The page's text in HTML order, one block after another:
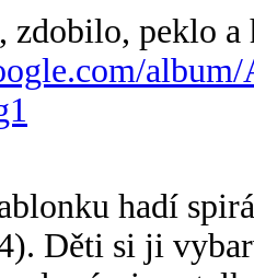
zdobilo, peklo a
album/
hadí
Děti si ji